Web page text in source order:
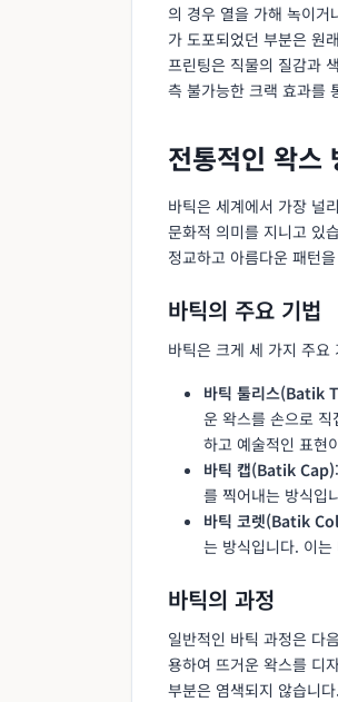
의 경우 열을 가해 녹이거
가 도포되었던 부분은 원
프린팅은 직물의 질감과
측 불가능한 크랙 효과를
전통적인 왁
바틱은 세계에서 가장 널
문화적 의미를 지니고 있
정교하고 아름다운 패턴
바틱의 주요 기법
바틱은 크게 세 가지 주요
바틱 툴리스(Batik
운 왁스를 손으로
하고 예술적인 표현
바틱 캡(Batik Cap)
를 찍어내는 방식입
바틱 코렛(Batik
는 방식입니다. 이
바틱의 과정
일반적인 바틱 과정은 다
용하여 뜨거운 왁스를 디
부분은 염색되지 않습니